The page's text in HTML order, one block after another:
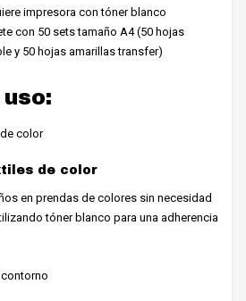
impresora con tóner blanco
con 50 sets tamaño A4 (50 hojas
y 50 hojas amarillas transfer)
de color
en prendas de colores sin necesidad
tóner blanco para una adherencia